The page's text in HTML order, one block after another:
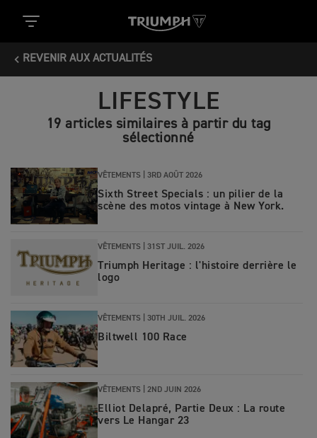
REVENIR AUX ACTUALITÉS
LIFESTYLE
19 articles similaires à partir du tag
sélectionné
VÊTEMENTS | 3RD AOÛT 2026
Sixth Street Specials : un pilier de la
scène des motos vintage à New York.
VÊTEMENTS | 31ST JUIL. 2026
Triumph Heritage : l'histoire derrière le
logo
VÊTEMENTS | 30TH JUIL. 2026
Biltwell 100 Race
VÊTEMENTS | 2ND JUIN 2026
Elliot Delapré, Partie Deux : La route
vers Le Hangar 23